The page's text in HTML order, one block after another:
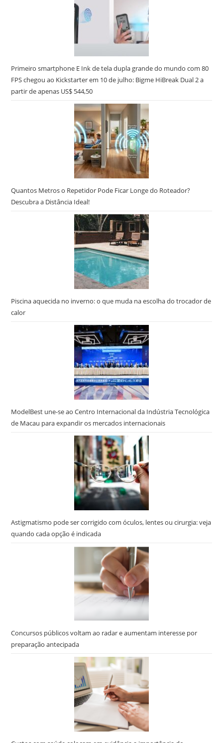
Primeiro smartphone E Ink de tela dupla grande do mundo com 80
FPS chegou ao Kickstarter em 10 de julho: Bigme HiBreak Dual 2 a
partir de apenas US$ 544,50
Quantos Metros o Repetidor Pode Ficar Longe do Roteador?
Descubra a Distância Ideal!
Piscina aquecida no inverno: o que muda na escolha do trocador de
calor
ModelBest une-se ao Centro Internacional da Indústria Tecnológica
de Macau para expandir os mercados internacionais
Astigmatismo pode ser corrigido com óculos, lentes ou cirurgia: veja
quando cada opção é indicada
Concursos públicos voltam ao radar e aumentam interesse por
preparação antecipada